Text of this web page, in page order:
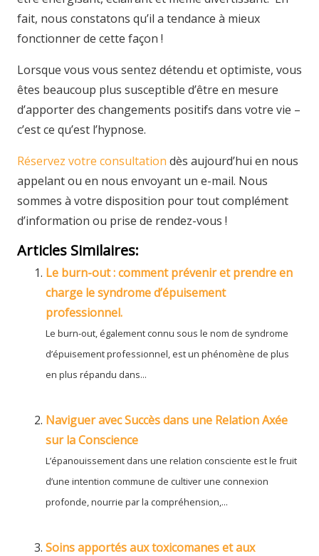
fait, nous constatons qu’il a tendance à mieux
fonctionner de cette façon !
Lorsque vous vous sentez détendu et optimiste, vous
êtes beaucoup plus susceptible d’être en mesure
d’apporter des changements positifs dans votre vie –
c’est ce qu’est l’hypnose.
Réservez votre consultation dès aujourd’hui en nous
appelant ou en nous envoyant un e-mail. Nous
sommes à votre disposition pour tout complément
d’information ou prise de rendez-vous !
Articles Similaires:
Le burn-out : comment prévenir et prendre en
charge le syndrome d’épuisement
professionnel.
Le burn-out, également connu sous le nom de syndrome
d’épuisement professionnel, est un phénomène de plus
en plus répandu dans...
Naviguer avec Succès dans une Relation Axée
sur la Conscience
L’épanouissement dans une relation consciente est le fruit
d’une intention commune de cultiver une connexion
profonde, nourrie par la compréhension,...
Soins apportés aux toxicomanes et aux